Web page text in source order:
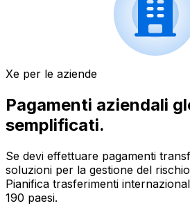
Xe per le aziende
Pagamenti aziendali
semplificati.
Se devi effettuare pagamenti
soluzioni per la gestione del
Pianifica trasferimenti
190 paesi.